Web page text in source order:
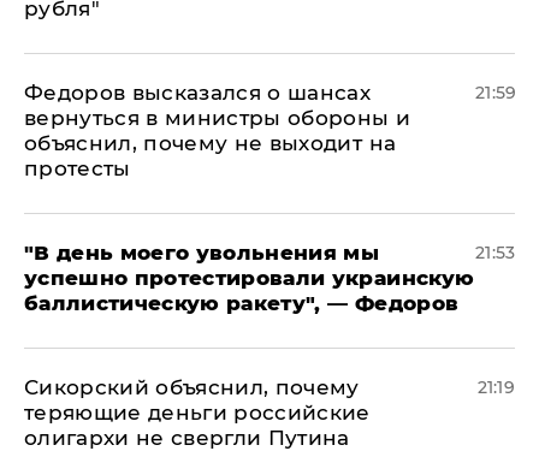
рубля"
Федоров высказался о шансах
вернуться в министры обороны и
объяснил, почему не выходит на
протесты
21:59
​"В день моего увольнения мы
успешно протестировали украинскую
баллистическую ракету", — Федоров
21:53
Сикорский объяснил, почему
теряющие деньги российские
олигархи не свергли Путина
21:19